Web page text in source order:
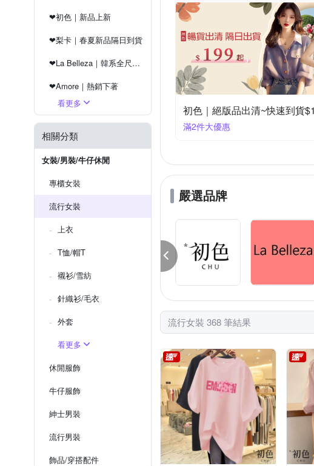
❤初色｜新品上新
❤梨卡｜春夏新品隔日到貨
❤La Belleza｜韓系全尺碼服飾
❤Amore｜熱銷下著
❤創翊韓都｜ 正韓空運
🔥女裝｜快速到貨$99up
看更多
相關分類
女裝/男裝/牛仔休閒
專櫃女裝
流行女裝
上衣
T恤/帽T
襯衫/雪紡
針織衫/毛衣
外套
看更多
休閒服飾
牛仔服飾
紳士​男裝
流行男裝
飾品​/​穿搭​配件
初色｜絕版品出清~快速到貨
滿2件大優惠
嚴選品牌
流行女裝 368 筆結果